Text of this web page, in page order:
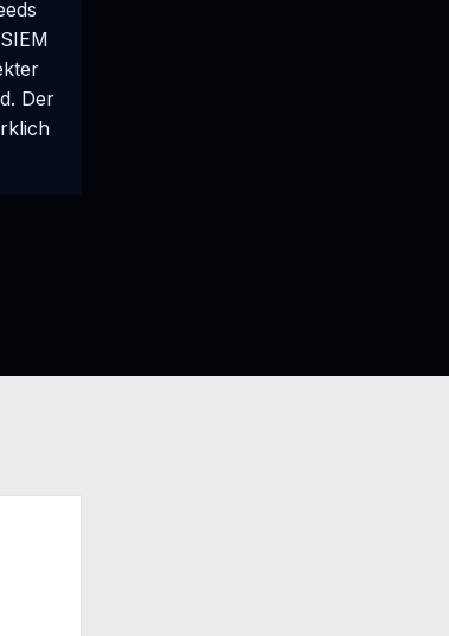
Der